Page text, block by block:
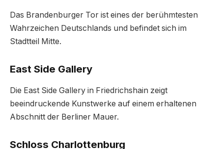
Das Brandenburger Tor ist eines der berühmtesten
Wahrzeichen Deutschlands und befindet sich im
Stadtteil Mitte.
East Side Gallery
Die East Side Gallery in Friedrichshain zeigt
beeindruckende Kunstwerke auf einem erhaltenen
Abschnitt der Berliner Mauer.
Schloss Charlottenburg